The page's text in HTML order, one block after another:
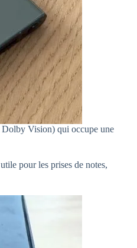
Vision) qui occupe une
pour les prises de notes,